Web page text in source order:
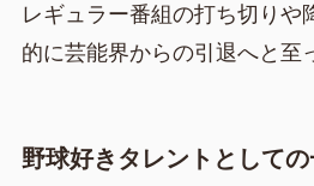
レギュラー番組の打ち切りや
的に芸能界からの引退へと至
野球好きタレントとして